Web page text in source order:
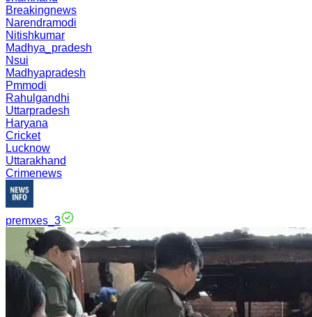
Breakingnews
Narendramodi
Nitishkumar
Madhya_pradesh
Nsui
Madhyapradesh
Pmmodi
Rahulgandhi
Uttarpradesh
Haryana
Cricket
Lucknow
Uttarakhand
Crimenews
premxes_3